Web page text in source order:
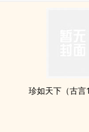
珍如天下（古言